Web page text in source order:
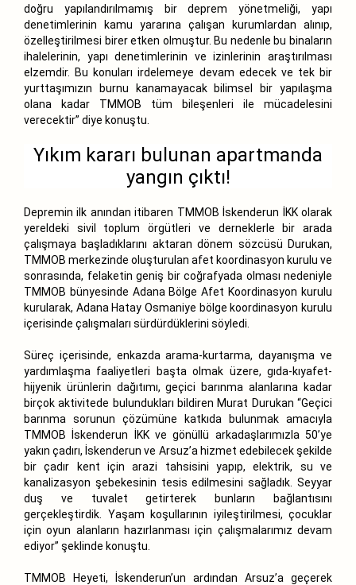
doğru yapılandırılmamış bir deprem yönetmeliği, yapı
denetimlerinin kamu yararına çalışan kurumlardan alınıp,
özelleştirilmesi birer etken olmuştur. Bu nedenle bu binaların
ihalelerinin, yapı denetimlerinin ve izinlerinin araştırılması
elzemdir. Bu konuları irdelemeye devam edecek ve tek bir
yurttaşımızın burnu kanamayacak bilimsel bir yapılaşma
olana kadar TMMOB tüm bileşenleri ile mücadelesini
verecektir” diye konuştu.
Yıkım kararı bulunan apartmanda
yangın çıktı!
Depremin ilk anından itibaren TMMOB İskenderun İKK olarak
yereldeki sivil toplum örgütleri ve derneklerle bir arada
çalışmaya başladıklarını aktaran dönem sözcüsü Durukan,
TMMOB merkezinde oluşturulan afet koordinasyon kurulu ve
sonrasında, felaketin geniş bir coğrafyada olması nedeniyle
TMMOB bünyesinde Adana Bölge Afet Koordinasyon kurulu
kurularak, Adana Hatay Osmaniye bölge koordinasyon kurulu
içerisinde çalışmaları sürdürdüklerini söyledi.
Süreç içerisinde, enkazda arama-kurtarma, dayanışma ve
yardımlaşma faaliyetleri başta olmak üzere, gıda-kıyafet-
hijyenik ürünlerin dağıtımı, geçici barınma alanlarına kadar
birçok aktivitede bulundukları bildiren Murat Durukan “Geçici
barınma sorunun çözümüne katkıda bulunmak amacıyla
TMMOB İskenderun İKK ve gönüllü arkadaşlarımızla 50’ye
yakın çadırı, İskenderun ve Arsuz’a hizmet edebilecek şekilde
bir çadır kent için arazi tahsisini yapıp, elektrik, su ve
kanalizasyon şebekesinin tesis edilmesini sağladık. Seyyar
duş ve tuvalet getirterek bunların bağlantısını
gerçekleştirdik. Yaşam koşullarının iyileştirilmesi, çocuklar
için oyun alanların hazırlanması için çalışmalarımız devam
ediyor” şeklinde konuştu.
TMMOB Heyeti, İskenderun’un ardından Arsuz’a geçerek